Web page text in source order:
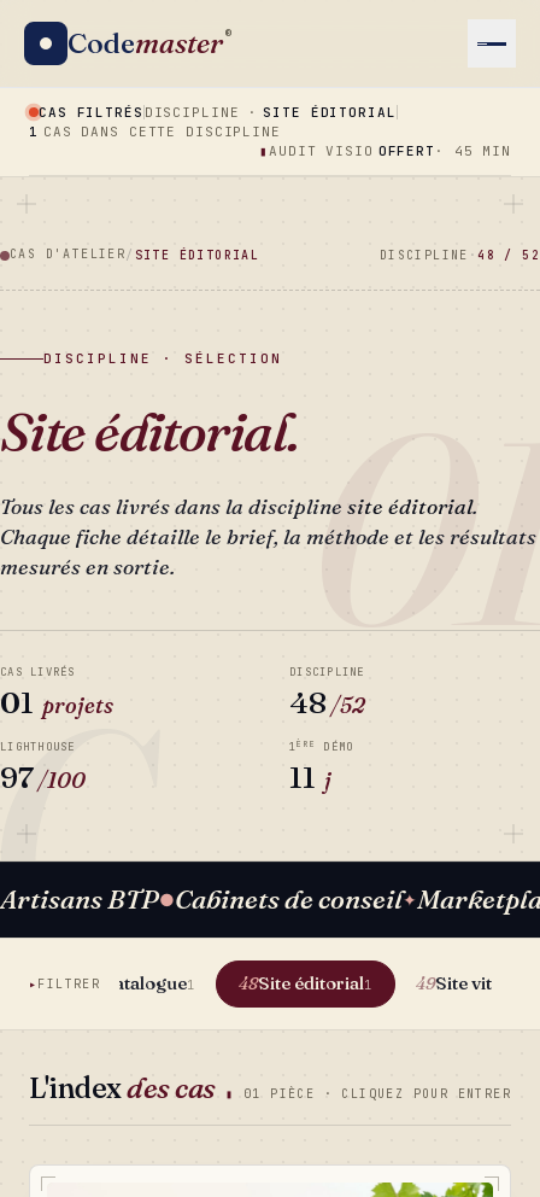
Codemaster®
CAS FILTRÉS DISCIPLINE · SITE ÉDITORIAL
1 CAS DANS CETTE DISCIPLINE
▮ AUDIT VISIO OFFERT · 45 MIN
CAS D'ATELIER/ SITE ÉDITORIAL DISCIPLINE ·48 / 52
DISCIPLINE · SÉLECTION
Site éditorial.
Tous les cas livrés dans la discipline site éditorial.
Chaque fiche détaille le brief, la méthode et les résultats
mesurés en sortie.
CAS LIVRÉS
01 projets
DISCIPLINE
48 /52
LIGHTHOUSE
97/100
1ÈRE DÉMO
11 j
Artisans BTP●Cabinets de conseil✦
FILTRER
47Site catalogue1 48Site éditorial1 49Site vitrine
L'indexdes cas ▮ 01 PIÈCE · CLIQUEZ POUR ENTRER